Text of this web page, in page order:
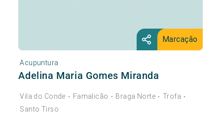
Marcação
Acupuntura
Adelina Maria Gomes Miranda
Vila do Conde • Famalicão • Braga Norte • Trofa •
Santo Tirso